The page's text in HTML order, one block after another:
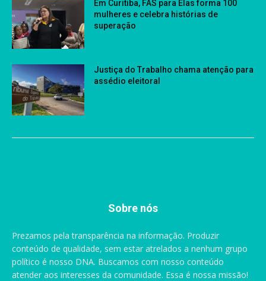
Em Curitiba, FAS para Elas forma 100
mulheres e celebra histórias de
superação
Justiça do Trabalho chama atenção para
assédio eleitoral
Sobre nós
Prezamos pela transparência na informação. Produzir
conteúdo de qualidade, sem estar atrelados a nenhum grupo
político é nosso DNA. Buscamos com nosso conteúdo
atender aos interesses da comunidade. Essa é nossa missão!